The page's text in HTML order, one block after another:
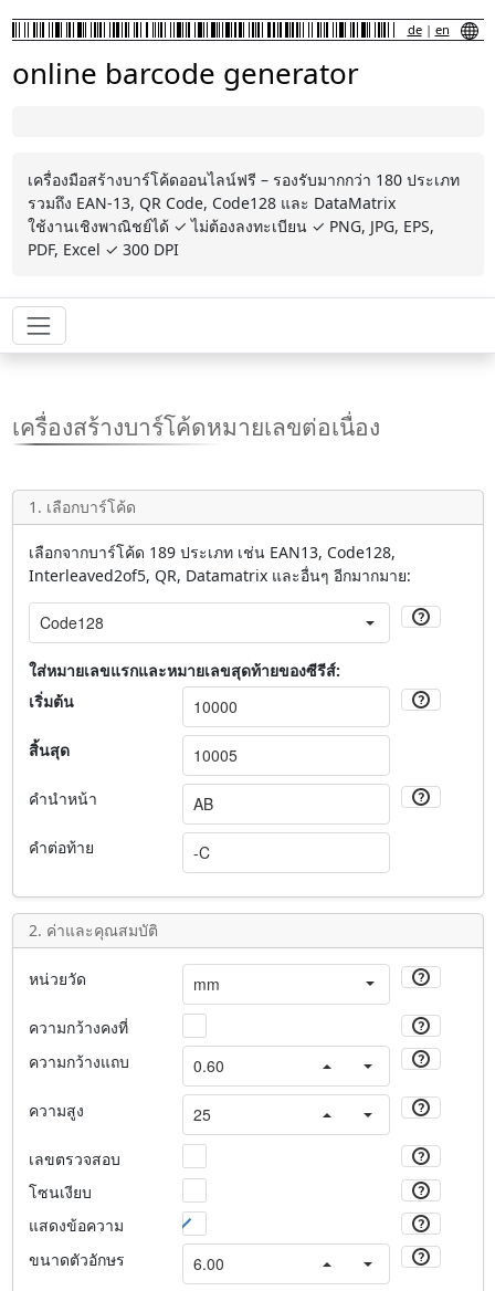
de| en
online barcode generator
เครื่องมือสร้างบาร์โค้ดออนไลน์ฟรี – รองรับมากกว่า 180 ประเภท
รวมถึง EAN-13, QR Code, Code128 และ DataMatrix
ใช้งานเชิงพาณิชย์ได้ ✓ ไม่ต้องลงทะเบียน ✓ PNG, JPG, EPS,
PDF, Excel ✓ 300 DPI
เครื่องสร้างบาร์โค้ดหมายเลขต่อเนื่อง
1. เลือกบาร์โค้ด
เลือกจากบาร์โค้ด 189 ประเภท เช่น EAN13, Code128,
Interleaved2of5, QR, Datamatrix และอื่นๆ อีกมากมาย:
ใส่หมายเลขแรกและหมายเลขสุดท้ายของซีรีส์:
เริ่มต้น
สิ้นสุด
คำนำหน้า
คำต่อท้าย
2. ค่าและคุณสมบัติ
หน่วยวัด
ความกว้างคงที่
ความกว้างแถบ
ความสูง
เลขตรวจสอบ
โซนเงียบ
แสดงข้อความ
ขนาดตัวอักษร